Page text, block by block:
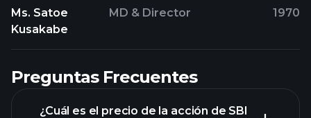
Ms. Satoe
Kusakabe
MD & Director 1970
Preguntas Frecuentes
¿Cuál es el precio de la acción de SBI